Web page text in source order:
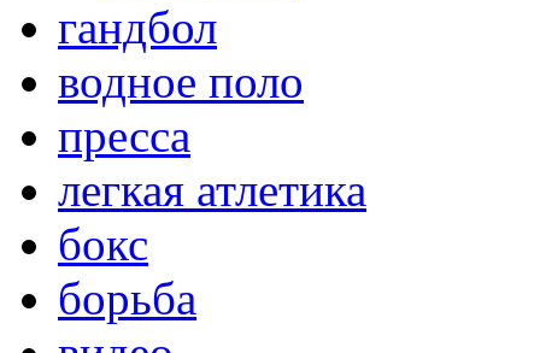
гандбол
водное поло
пресса
легкая атлетика
бокс
борьба